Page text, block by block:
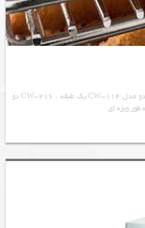
گرمخانه دیسپلی هنی پنی مرطوب با درب های شیشه ای کشویی دارای دو مدل CW-114 یک طبقه ، CW-216 دو
ویژه ای